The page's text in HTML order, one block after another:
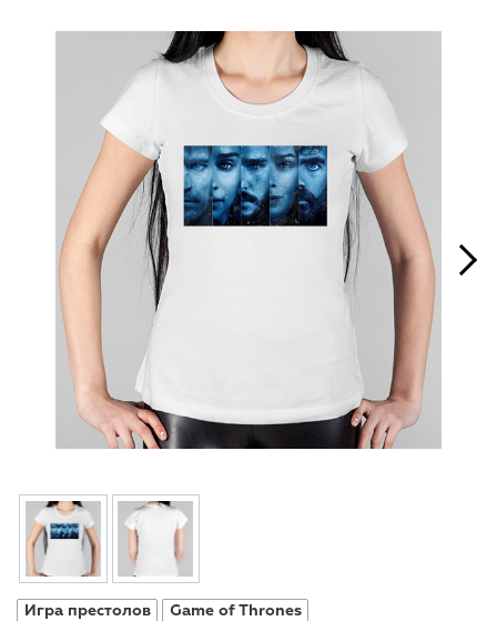
Игра престолов Game of Thrones